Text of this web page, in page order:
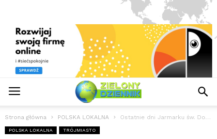
Strona główna POLSKA LOKALNA Ostatnie dni Jarmarku św. Dominika w Gdańsku
POLSKA LOKALNA TRÓJMIASTO